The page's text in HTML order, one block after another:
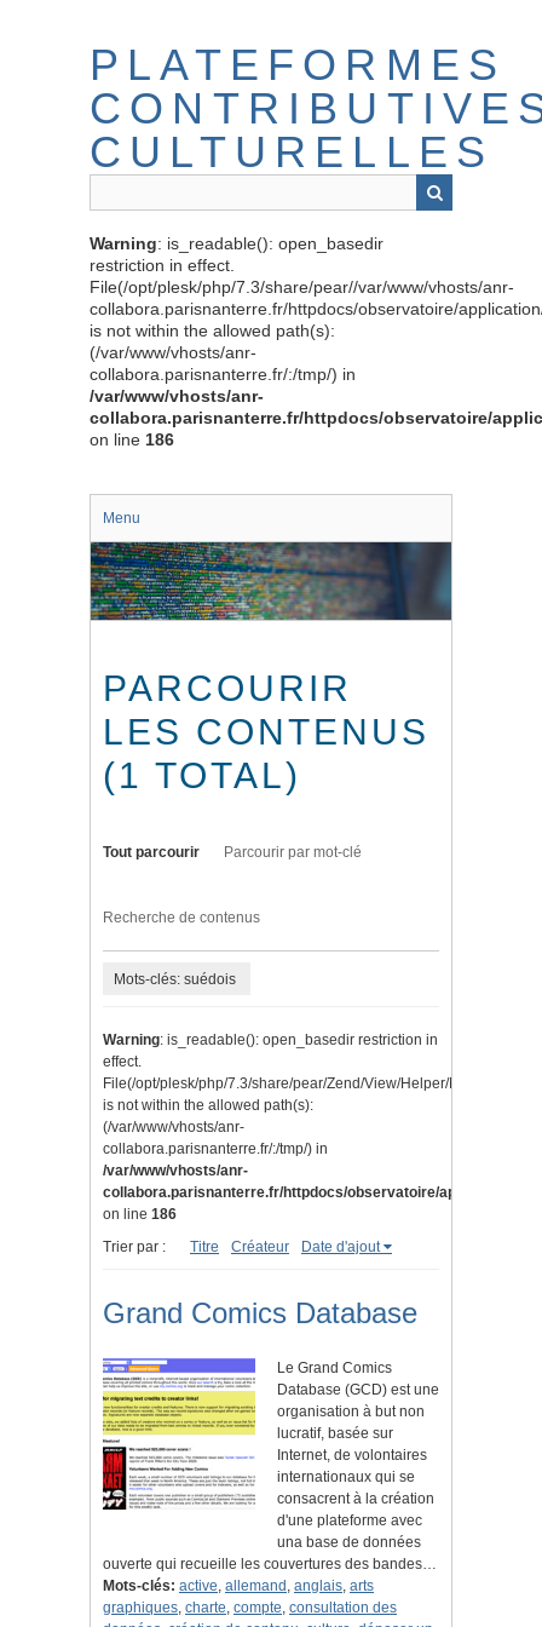
PLATEFORMES
CULTURELLES
Warning: is_readable(): open_basedir
restriction in effect.
File(/opt/plesk/php/7.3/share/pear//var/www/vhosts/anr-
collabora.parisnanterre.fr/httpdocs/observatoire/
is not within the allowed path(s):
(/var/www/vhosts/anr-
collabora.parisnanterre.fr/:/tmp/) in
/var/www/vhosts/anr-
collabora.parisnanterre.fr/httpdocs/observatoire/
on line 186
Menu
PARCOURIR
LES CONTENUS
(1 TOTAL)
Tout parcourir Parcourir par mot-clé
Recherche de contenus
Mots-clés: suédois
Warning: is_readable(): open_basedir restriction in
effect.
File(/opt/plesk/php/7.3/share/pear/Zend/View/Helper/Navigation/
is not within the allowed path(s):
(/var/www/vhosts/anr-
collabora.parisnanterre.fr/:/tmp/) in
/var/www/vhosts/anr-
collabora.parisnanterre.fr/httpdocs/observatoire/application/
on line 186
Trier par :
Titre Créateur Date d'ajout
Grand Comics Database
Le Grand Comics
Database (GCD) est une
organisation à but non
lucratif, basée sur
Internet, de volontaires
internationaux qui se
consacrent à la création
d'une plateforme avec
una base de données
ouverte qui recueille les couvertures des bandes…
Mots-clés: active, allemand , anglais, arts
graphiques, charte, compte, consultation des